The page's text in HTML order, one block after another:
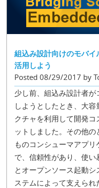
組込み設計向けのモバイ
活用しよう
Posted 08/29/2017 by
少し前、組込み設計者が
しようとしたとき、大容
クチャを利用して開発コ
ットしました。その他
ものコンシューマアプリ
で、信頼性があり、使い
とオープンソース起動シ
ステムによって支えられ